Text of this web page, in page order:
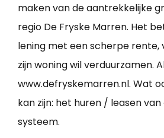
maken van de aantrekkelijke
regio De Fryske Marren. Het
lening met een scherpe rente,
zijn woning wil verduurzamen.
www.defryskemarren.nl. Wat
kan zijn: het huren / leasen
systeem.